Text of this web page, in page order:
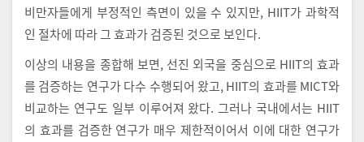
비만자들에게 부정적인 측면이 있을 수 있지만, HIIT가 과학적
인 절차에 따라 그 효과가 검증된 것으로 보인다.
이상의 내용을 종합해 보면, 선진 외국을 중심으로 HIIT의 효과
를 검증하는 연구가 다수 수행되어 왔고, HIIT의 효과를 MICT와
비교하는 연구도 일부 이루어져 왔다. 그러나 국내에서는 HIIT
의 효과를 검증한 연구가 매우 제한적이어서 이에 대한 연구가